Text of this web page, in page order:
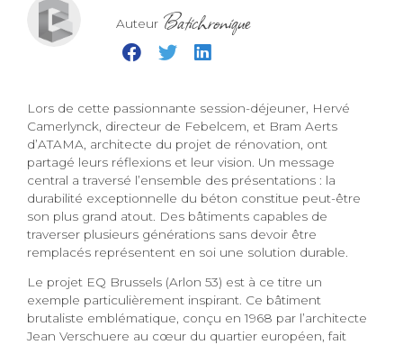
Auteur Batichronique
Lors de cette passionnante session-déjeuner, Hervé
Camerlynck, directeur de Febelcem, et Bram Aerts
d’ATAMA, architecte du projet de rénovation, ont
partagé leurs réflexions et leur vision. Un message
central a traversé l’ensemble des présentations : la
durabilité exceptionnelle du béton constitue peut-être
son plus grand atout. Des bâtiments capables de
traverser plusieurs générations sans devoir être
remplacés représentent en soi une solution durable.
Le projet EQ Brussels (Arlon 53) est à ce titre un
exemple particulièrement inspirant. Ce bâtiment
brutaliste emblématique, conçu en 1968 par l’architecte
Jean Verschuere au cœur du quartier européen, fait